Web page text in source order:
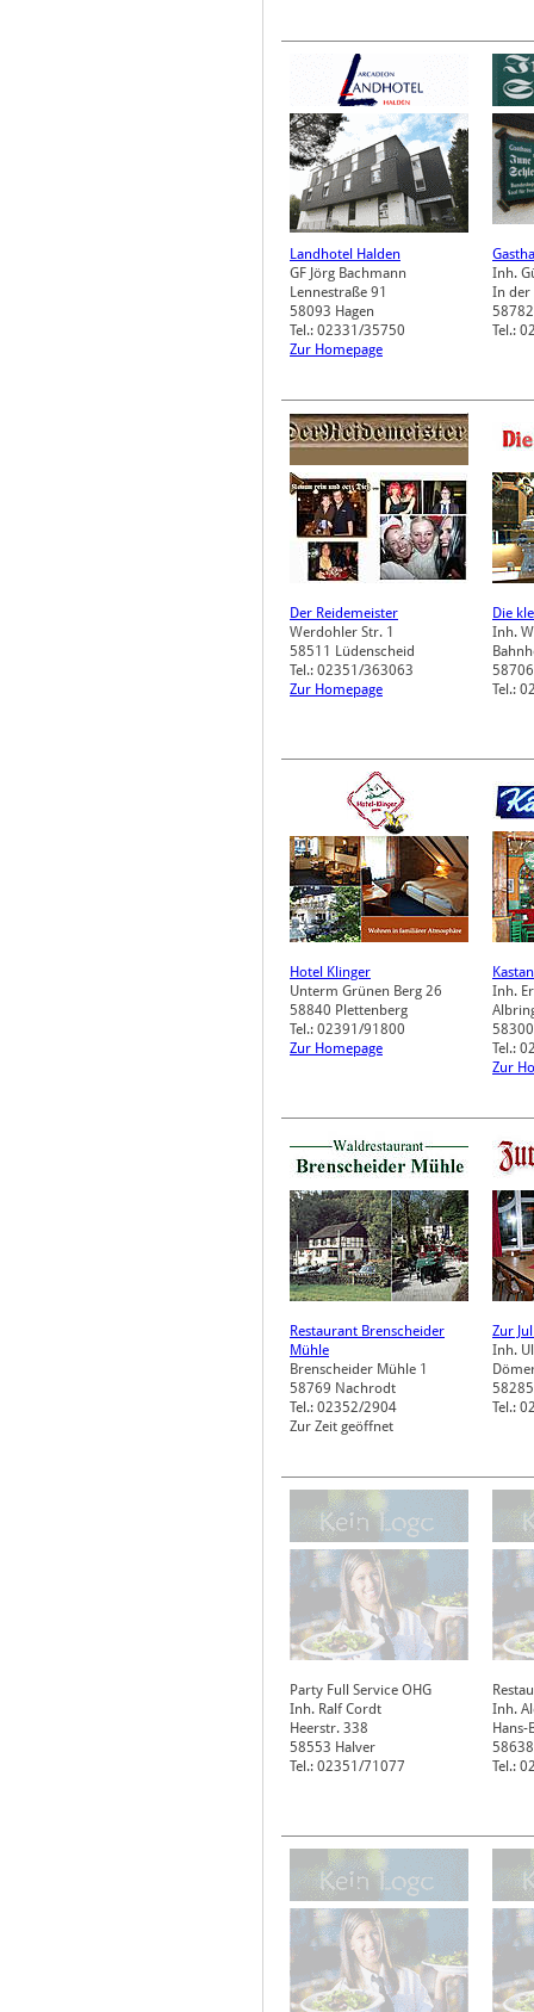
Landhotel Halden
GF Jörg Bachmann
Lennestraße 91
58093 Hagen
Tel.: 02331/35750
Zur Homepage
Inh.
In der
58782
Tel.:
Der Reidemeister
Werdohler Str. 1
58511
Lüdenscheid
Tel.: 02351/363063
Zur Homepage
Die
Inh.
58706
Tel.:
Hotel Klinger
Unterm Grünen Berg 26
58840 Plettenberg
Tel.: 02391/91800
Zur Homepage
Inh.
58300
Tel.:
Zur
Restaurant Brenscheider
Mühle
Brenscheider Mühle 1
58769 Nachrodt
Tel.: 02352/2904
Zur Zeit geöffnet
Zur
Inh.
58285
Tel.:
Party Full Service OHG
Inh. Ralf Cordt
Heerstr. 338
58553 Halver
Tel.: 02351/71077
Inh.
58638
Tel.: